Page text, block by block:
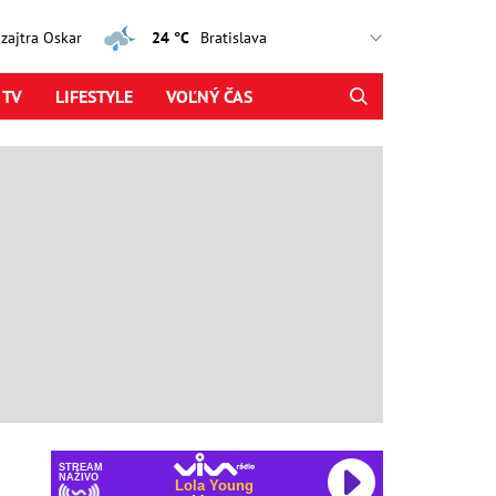
Oskar 24 °C
LIFESTYLE VOĽNÝ ČAS
STREAM
NAŽIVO
Lola Young